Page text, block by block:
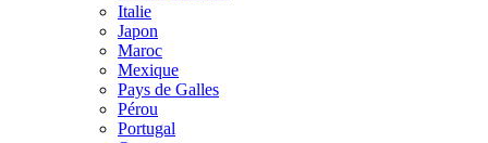
Italie
Japon
Maroc
Mexique
Pays de Galles
Pérou
Portugal